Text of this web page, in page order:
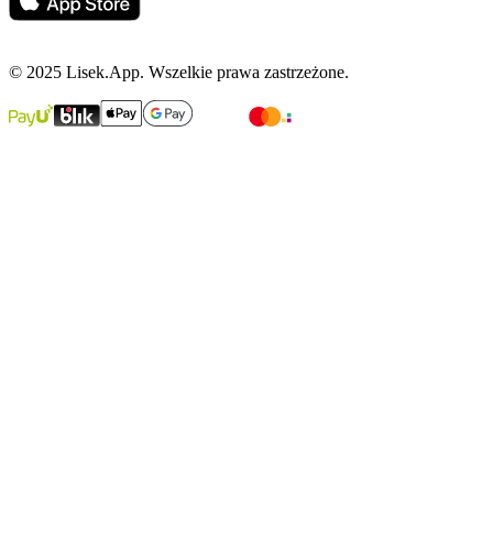
© 2025 Lisek.App. Wszelkie prawa zastrzeżone.